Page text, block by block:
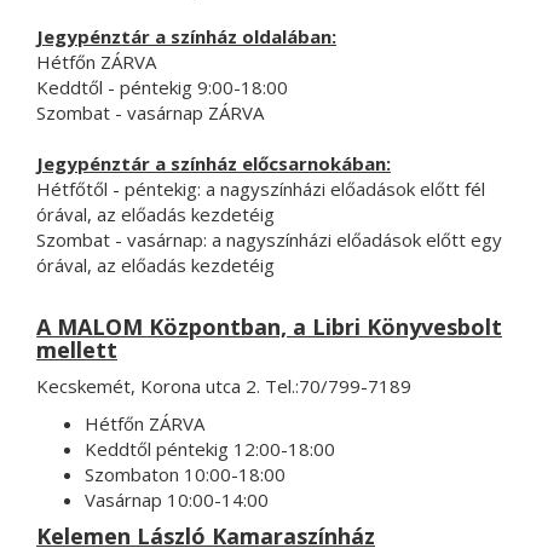
Jegypénztár a színház oldalában:
Hétfőn ZÁRVA
Keddtől - péntekig 9:00-18:00
Szombat - vasárnap ZÁRVA
Jegypénztár a színház előcsarnokában:
Hétfőtől - péntekig: a nagyszínházi előadások előtt fél
órával, az előadás kezdetéig
Szombat - vasárnap: a nagyszínházi előadások előtt egy
órával, az előadás kezdetéig
A MALOM Központban, a Libri Könyvesbolt
mellett
Kecskemét, Korona utca 2. Tel.:70/799-7189
Hétfőn ZÁRVA
Keddtől péntekig 12:00-18:00
Szombaton 10:00-18:00
Vasárnap 10:00-14:00
Kelemen László Kamaraszínház